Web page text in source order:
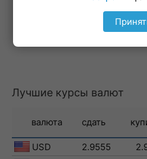
Лучшие курсы валют
валюта сдать
USD 2.9555